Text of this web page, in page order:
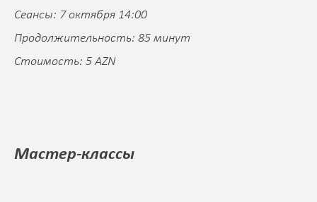
Сеансы: 7 октября 14:00
Продолжительность: 85 минут
Стоимость: 5 AZN
Мастер-классы